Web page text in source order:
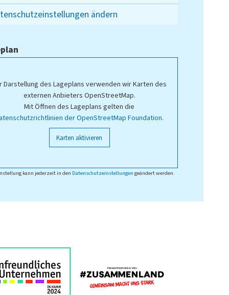
ändern
Darstellung des Lageplans verwenden wir Karten des
externen Anbieters OpenStreetMap.
Mit Öffnen des Lageplans gelten die
der OpenStreetMap Foundation.
Karten aktivieren
kann jederzeit in den Datenschutzeinstellungen geändert werden.